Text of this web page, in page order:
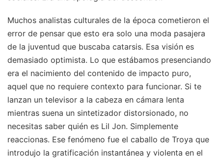
Muchos analistas culturales de la época cometieron el
error de pensar que esto era solo una moda pasajera
de la juventud que buscaba catarsis. Esa visión es
demasiado optimista. Lo que estábamos presenciando
era el nacimiento del contenido de impacto puro,
aquel que no requiere contexto para funcionar. Si te
lanzan un televisor a la cabeza en cámara lenta
mientras suena un sintetizador distorsionado, no
necesitas saber quién es Lil Jon. Simplemente
reaccionas. Ese fenómeno fue el caballo de Troya que
introdujo la gratificación instantánea y violenta en el